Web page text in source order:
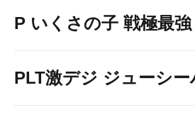
P いくさの子 戦極最
PLT激デジ ジューシ